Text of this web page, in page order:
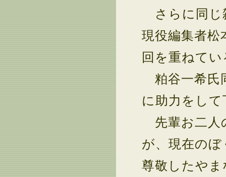
さらに同じ
現役編集者松
回を重ねてい
粕谷一希氏
に助力をし
先輩お二人
が、現在の
尊敬したやま